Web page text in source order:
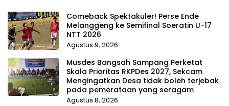
Comeback Spektakuler! Perse Ende
Melanggeng ke Semifinal Soeratin U-17
NTT 2026
Agustus 9, 2026
Musdes Bangsah Sampang Perketat
Skala Prioritas RKPDes 2027, Sekcam
Mengingatkan Desa tidak boleh terjebak
pada pemerataan yang seragam
Agustus 8, 2026